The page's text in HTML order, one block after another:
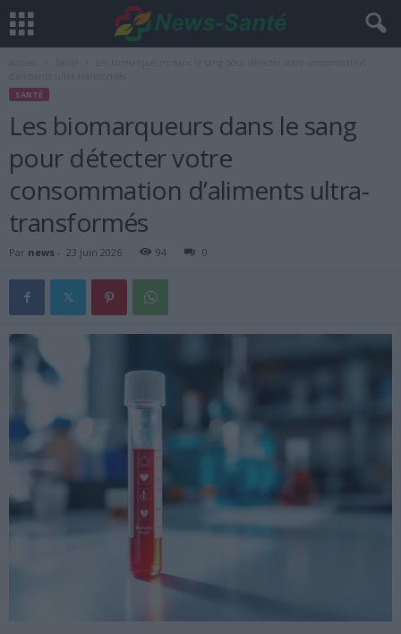
SANTÉ
Les biomarqueurs dans le sang
pour détecter votre
consommation d’aliments ultra-
transformés
Par news - 23 juin 2026 94 0